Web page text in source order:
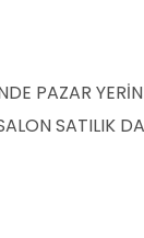
PAZAR
SATILIK